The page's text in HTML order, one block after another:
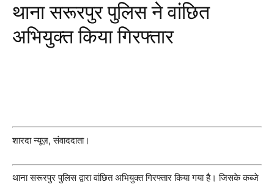
थाना सरूरपुर पुलिस ने वांछित
अभियुक्त किया गिरफ्तार
शारदा न्यूज़, संवाददाता।
थाना सरूरपुर पुलिस द्वारा वांछित अभियुक्त गिरफ्तार किया गया है। जिसके कब्जे